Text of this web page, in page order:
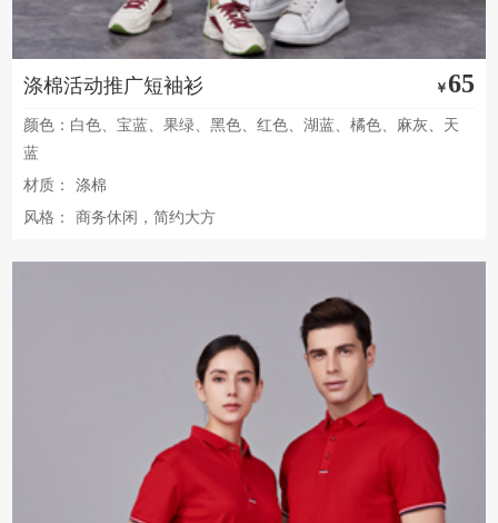
涤棉活动推广短袖衫 ￥65
颜色：白色、宝蓝、果绿、黑色、红色、湖蓝、橘色、麻灰、天
蓝
材质：
涤棉
风格：
商务休闲，简约大方